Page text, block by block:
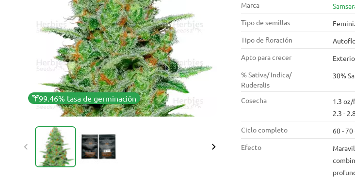
99.46% tasa de germinación
Marca
Tipo de semillas
Tipo de floración
Apto para crecer
% Sativa/ Indica/
Ruderalis
30%
Cosecha
1.3
2.3 -
Ciclo completo
60 - 70
Efecto